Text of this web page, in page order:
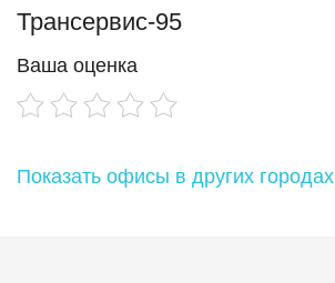
Трансервис-95
Ваша оценка
Показать офисы в других городах